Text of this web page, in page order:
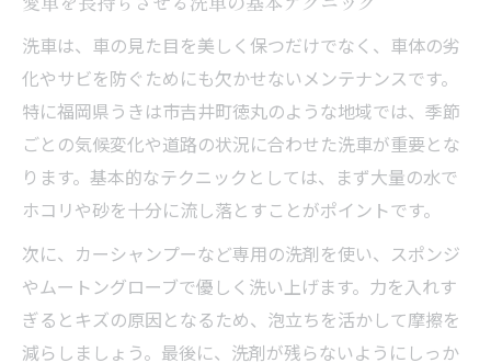
洗車は、車の見た目を美しく保つだけでなく、車体の劣
化やサビを防ぐためにも欠かせないメンテナンスです。
特に福岡県うきは市吉井町徳丸のような地域では、季節
ごとの気候変化や道路の状況に合わせた洗車が重要とな
ります。基本的なテクニックとしては、まず大量の水で
ホコリや砂を十分に流し落とすことがポイントです。
次に、カーシャンプーなど専用の洗剤を使い、スポンジ
やムートングローブで優しく洗い上げます。力を入れす
ぎるとキズの原因となるため、泡立ちを活かして摩擦を
減らしましょう。最後に、洗剤が残らないようにしっか